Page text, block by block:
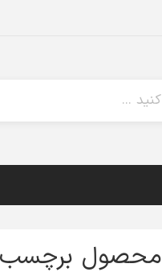
محصول برچسب